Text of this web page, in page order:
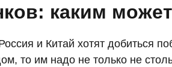
каким
и Китай хотят добиться
то им надо не только не